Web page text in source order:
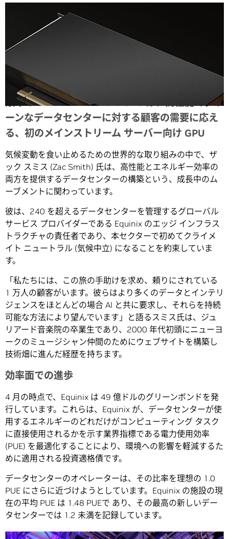
液冷の NVIDIA A100 PCIe GPU は、高性能でグリ
ーンなデータセンターに対する顧客の需要に応え
る、初のメインストリーム サーバー向け GPU
気候変動を食い止めるための世界的な取り組みの中で、ザ
ック スミス (Zac Smith) 氏は、高性能とエネルギー効率の
両方を提供するデータセンターの構築という、成長中のム
ーブメントに関わっています。
彼は、240 を超えるデータセンターを管理するグローバル
サービス プロバイダーである Equinix のエッジ インフラス
トラクチャの責任者であり、本セクターで初めてクライメ
イト ニュートラル (気候中立) になることを約束していま
す。
「私たちには、この旅の手助けを求め、頼りにされている
1 万人の顧客がいます。彼らはより多くのデータとインテリ
ジェンスをほとんどの場合 AI と共に要求し、それらを持続
可能な方法により望んでいます」と語るスミス氏は、ジュ
リアード音楽院の卒業生であり、2000 年代初頭にニューヨ
ークのミュージシャン仲間のためにウェブサイトを構築し
技術畑に進んだ経歴を持ちます。
効率面での進歩
4 月の時点で、Equinix は 49 億ドルのグリーンボンドを発
行しています。これらは、Equinix が、データセンターが使
用するエネルギーのどれだけがコンピューティング タスク
に直接使用されるかを示す業界指標である電力使用効率
(PUE) を最適化することにより、環境への影響を軽減するた
めに適用される投資適格債です。
データセンターのオペレーターは、その比率を理想の 1.0
PUE にさらに近づけようとしています。Equinix の施設の現
在の平均 PUE は 1.48 PUEで あり、その最高の新しいデー
タセンターでは 1.2 未満を記録しています。